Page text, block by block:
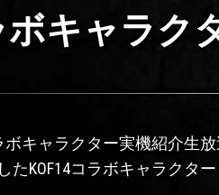
ボキャラク
ボキャラクター実機紹介生
たKOF14コラボキャラクタ